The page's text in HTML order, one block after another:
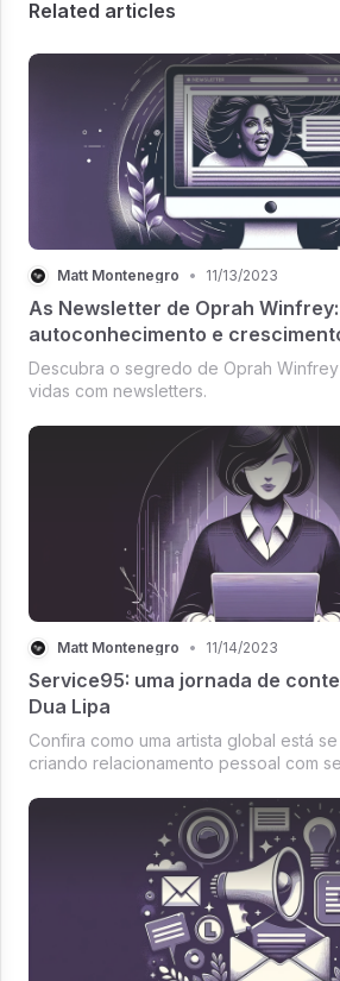
Related articles
Matt Montenegro • 11/13/2023
As Newsletter de Oprah Winfrey:
autoconhecimento e
Descubra o segredo de Oprah
vidas com newsletters.
Matt Montenegro • 11/14/2023
Service95: uma jornada de
Dua Lipa
Confira como uma artista global está
criando relacionamento pessoal com